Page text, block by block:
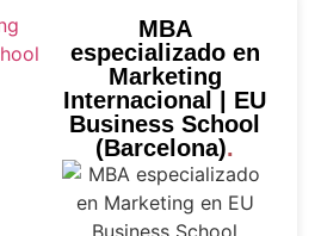
MBA
especializado en
Marketing
Internacional | EU
Business School
(Barcelona).